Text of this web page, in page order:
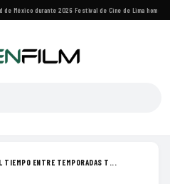
México durante 2026·Festival de Cine de Lima
TIEMPO ENTRE TEMPORADAS T...